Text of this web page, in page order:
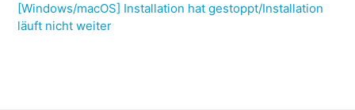
[Windows/macOS] Installation hat gestoppt/Installation
läuft nicht weiter